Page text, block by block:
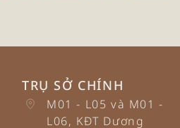
TRỤ SỞ CHÍNH
M01 - L05 và M01 -
L06, KĐT Dương